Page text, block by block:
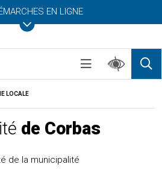
EN LIGNE
LOCALE
de Corbas
de la municipalité